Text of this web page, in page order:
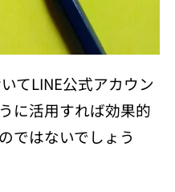
てLINE公式アカウン
に活用すれば効果的
ではないでしょう